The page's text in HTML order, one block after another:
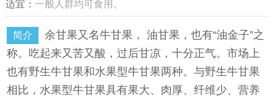
适宜： 一般人群均可食用。
简介
余甘果又名牛甘果， 油甘果，也有“油金子”之
称。吃起来又苦又酸，过后甘凉，十分正气。市场上
也有野生牛甘果和水果型牛甘果两种。与野生牛甘果
相比，水果型牛甘果具有果大、肉厚、纤维少、营养